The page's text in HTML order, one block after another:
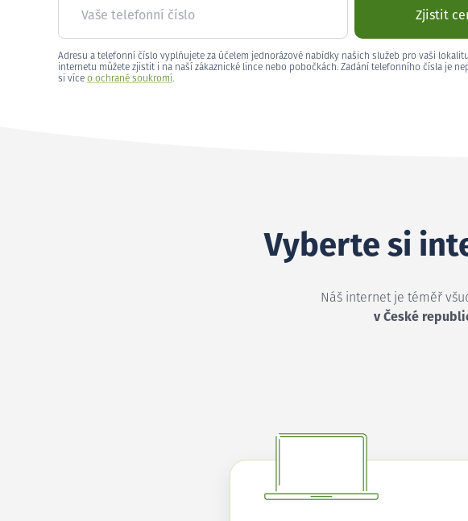
Vaše telefonní číslo Zjistit
Adresu a telefonní číslo vyplňujete za účelem jednorázové nabídky našich služeb pro vaši
internetu můžete zjistit i na naší zákaznické lince nebo pobočkách. Zadání telefonního čísla je
si více o ochraně soukromí.
Vyberte si
Náš internet je téměř
v České